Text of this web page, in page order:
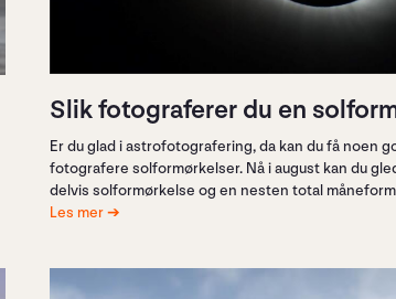
Slik fotograferer du en
Er du glad i astrofotografering, da kan du få noen
fotografere solformørkelser. Nå i august kan du
delvis solformørkelse og en nesten total
Les mer